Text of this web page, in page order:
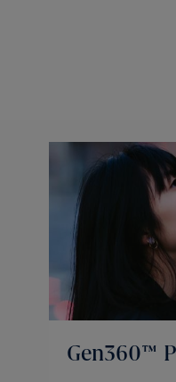
Gen360™